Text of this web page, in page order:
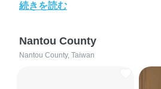
続きを読む
Nantou County
Nantou County, Taiwan